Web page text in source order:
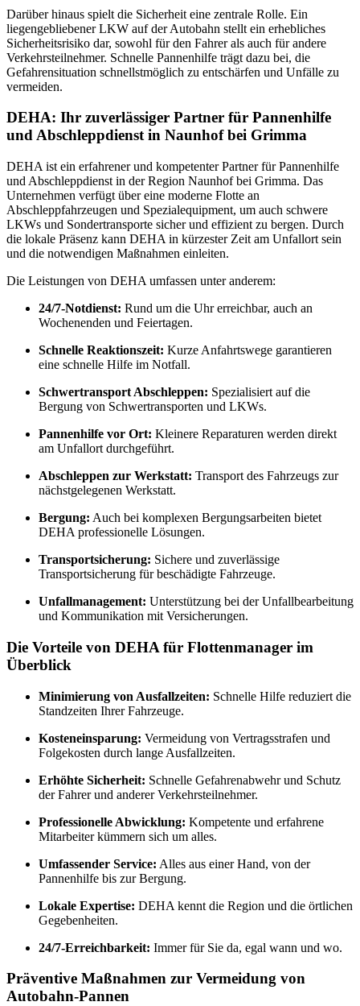
Darüber hinaus spielt die Sicherheit eine zentrale Rolle. Ein
liegengebliebener LKW auf der Autobahn stellt ein erhebliches
Sicherheitsrisiko dar, sowohl für den Fahrer als auch für andere
Verkehrsteilnehmer. Schnelle Pannenhilfe trägt dazu bei, die
Gefahrensituation schnellstmöglich zu entschärfen und Unfälle zu
vermeiden.
DEHA: Ihr zuverlässiger Partner für Pannenhilfe
und Abschleppdienst in Naunhof bei Grimma
DEHA ist ein erfahrener und kompetenter Partner für Pannenhilfe
und Abschleppdienst in der Region Naunhof bei Grimma. Das
Unternehmen verfügt über eine moderne Flotte an
Abschleppfahrzeugen und Spezialequipment, um auch schwere
LKWs und Sondertransporte sicher und effizient zu bergen. Durch
die lokale Präsenz kann DEHA in kürzester Zeit am Unfallort sein
und die notwendigen Maßnahmen einleiten.
Die Leistungen von DEHA umfassen unter anderem:
24/7-Notdienst: Rund um die Uhr erreichbar, auch an
Wochenenden und Feiertagen.
Schnelle Reaktionszeit: Kurze Anfahrtswege garantieren
eine schnelle Hilfe im Notfall.
Schwertransport Abschleppen: Spezialisiert auf die
Bergung von Schwertransporten und LKWs.
Pannenhilfe vor Ort: Kleinere Reparaturen werden direkt
am Unfallort durchgeführt.
Abschleppen zur Werkstatt: Transport des Fahrzeugs zur
nächstgelegenen Werkstatt.
Bergung: Auch bei komplexen Bergungsarbeiten bietet
DEHA professionelle Lösungen.
Transportsicherung: Sichere und zuverlässige
Transportsicherung für beschädigte Fahrzeuge.
Unfallmanagement: Unterstützung bei der Unfallbearbeitung
und Kommunikation mit Versicherungen.
Die Vorteile von DEHA für Flottenmanager im
Überblick
Minimierung von Ausfallzeiten: Schnelle Hilfe reduziert die
Standzeiten Ihrer Fahrzeuge.
Kosteneinsparung: Vermeidung von Vertragsstrafen und
Folgekosten durch lange Ausfallzeiten.
Erhöhte Sicherheit: Schnelle Gefahrenabwehr und Schutz
der Fahrer und anderer Verkehrsteilnehmer.
Professionelle Abwicklung: Kompetente und erfahrene
Mitarbeiter kümmern sich um alles.
Umfassender Service: Alles aus einer Hand, von der
Pannenhilfe bis zur Bergung.
Lokale Expertise: DEHA kennt die Region und die örtlichen
Gegebenheiten.
24/7-Erreichbarkeit: Immer für Sie da, egal wann und wo.
Präventive Maßnahmen zur Vermeidung von
Autobahn-Pannen